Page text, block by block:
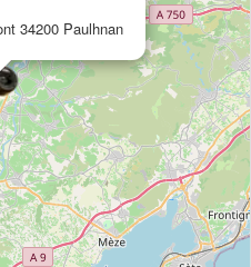
34200 Paulhnan